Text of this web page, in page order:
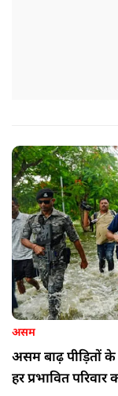
असम
असम बाढ़ पीड़ितों
हर प्रभावित